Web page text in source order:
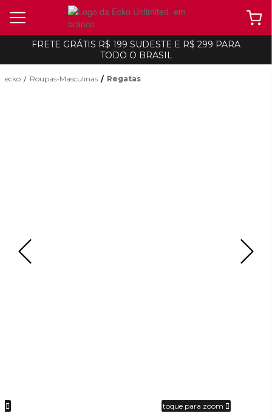
FRETE GRÁTIS R$ 199 SUDESTE E R$ 299 PARA
TODO O BRASIL
ecko Roupas-Masculinas Regatas
toque para zoom